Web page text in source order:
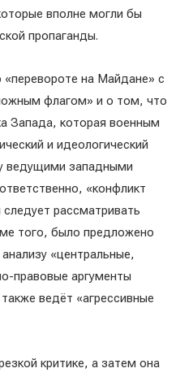
вполне могли бы
пропаганды.
«перевороте на Майдане» с
флагом» и о том, что
Запада, которая военным
и идеологический
ведущими западными
«конфликт
рассматривать
того, было предложено
«центральные,
правовые аргументы
ведёт «агрессивные
критике, а затем она